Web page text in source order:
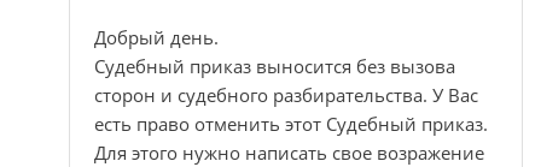
Добрый день.
Судебный приказ выносится без вызова
сторон и судебного разбирательства. У Вас
есть право отменить этот Судебный приказ.
Для этого нужно написать свое возражение